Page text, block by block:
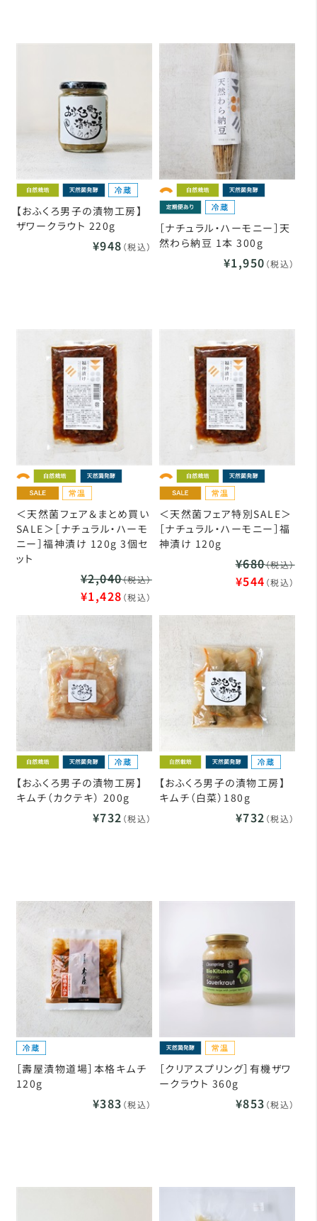
【おふくろ男子の漬物工房】
ザワークラウト 220g
¥948 （税込）
［ナチュラル・ハーモニー］天
然わら納豆 1本 300g
¥1,950 （税込）
＜天然菌フェア＆まとめ買い
SALE＞［ナチュラル・ハーモ
ニー］福神漬け 120g 3個セ
ット
¥2,040（税込）
¥1,428 （税込）
＜天然菌フェア特別SALE＞
［ナチュラル・ハーモニー］福
神漬け 120g
¥680（税込）
¥544 （税込）
【おふくろ男子の漬物工房】
キムチ（カクテキ） 200g
¥732 （税込）
【おふくろ男子の漬物工房】
キムチ（白菜）180g
¥732 （税込）
［壽屋漬物道場］本格キムチ
120g
¥383 （税込）
［クリアスプリング］有機ザワ
ークラウト 360g
¥853 （税込）